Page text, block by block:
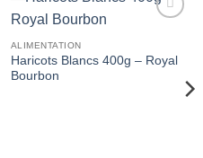
de
souhaits
ALIMENTATION
Haricots Blancs 400g – Royal
Bourbon